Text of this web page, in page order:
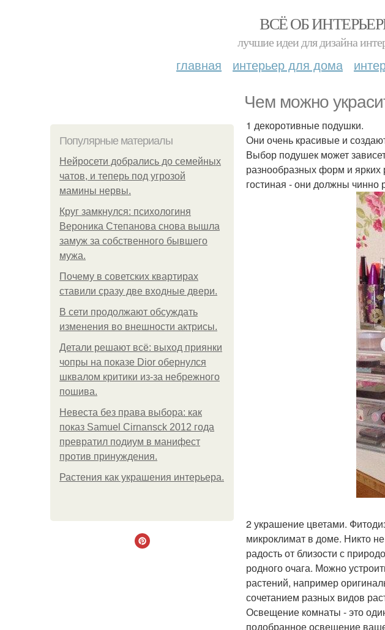
ВСЁ ОБ
лучшие идеи для дизайна
главная интерьер для дома
Чем можно
Популярные материалы
Нейросети добрались до семейных
чатов, и теперь под угрозой
мамины нервы.
Круг замкнулся: психологиня
Вероника Степанова снова вышла
замуж за собственного бывшего
мужа.
Почему в советских квартирах
ставили сразу две входные двери.
В сети продолжают обсуждать
изменения во внешности актрисы.
Детали решают всё: выход приянки
чопры на показе Dior обернулся
шквалом критики из-за небрежного
пошива.
Невеста без права выбора: как
показ Samuel Cirnansck 2012 года
превратил подиум в манифест
против принуждения.
Растения как украшения интерьера.
1 декоротивные подушки.
Они очень красивые и
Выбор подушек может
разнообразных форм и ярких
гостиная - они должны чинно
2 украшение цветами.
микроклимат в доме. Никто
радость от близости с
родного очага. Можно
растений, например
сочетанием разных видов
Освещение комнаты - это
подобранное освещение